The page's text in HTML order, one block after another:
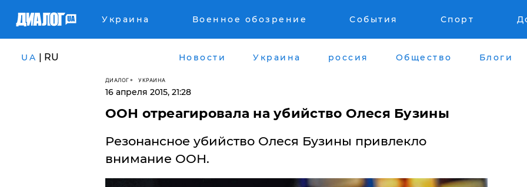
Украина Военное обозрение События Спорт
UA | RU Новости Украина россия Общество Блоги
ДИАЛОГ УКРАИНА
16 апреля 2015, 21:28
ООН отреагировала на убийство Олеся Бузины
Резонансное убийство Олеся Бузины привлекло
внимание ООН.